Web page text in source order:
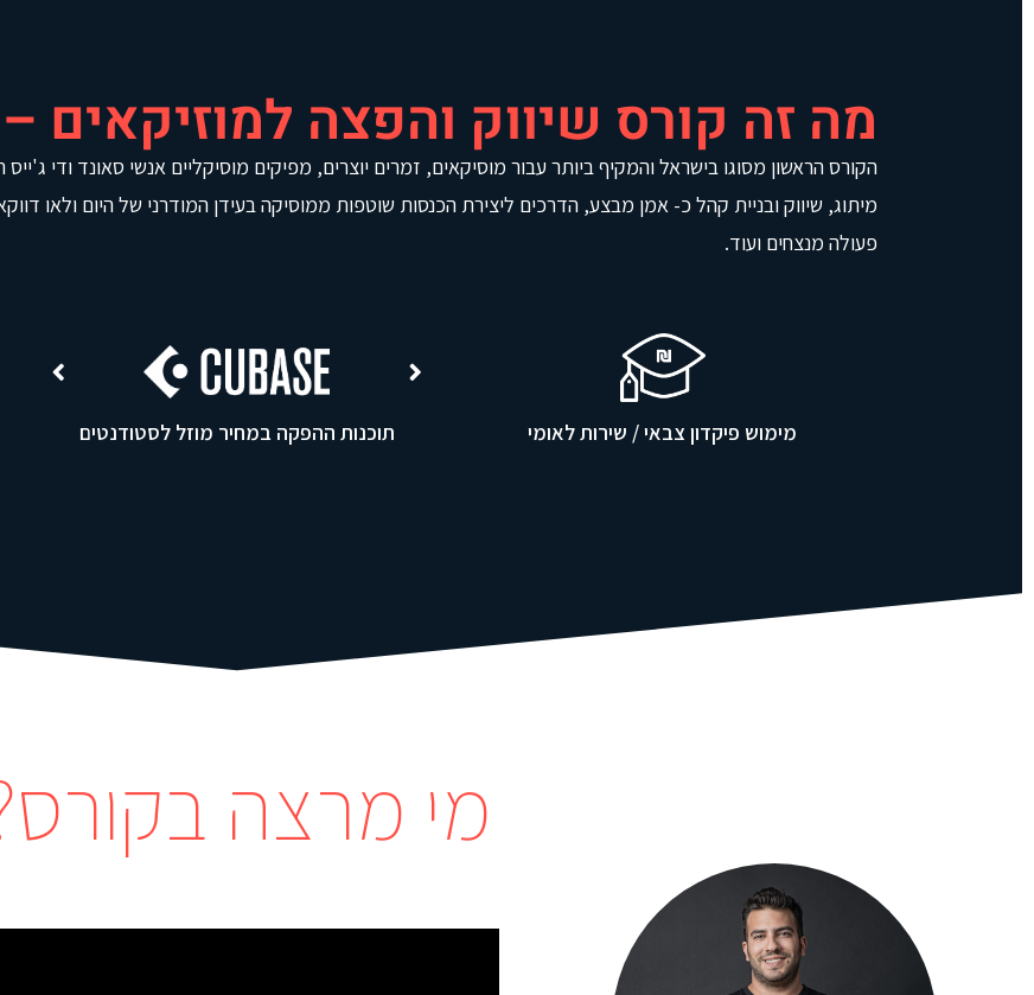
מה זה קורס שיווק והפצה למוזיקאים – CMBM?
הקורס הראשון מסוגו בישראל והמקיף ביותר עבור מוסיקאים, זמרים יוצרים, מפיקים מוסיקליים אנשי סאונד ודי
מיתוג, שיווק ובניית קהל כ- אמן מבצע, הדרכים ליצירת הכנסות שוטפות ממוסיקה בעידן המודרני של היום ולאו דווקא
פעולה מנצחים ועוד.
מימוש פיקדון צבאי / שירות לאומי תוכנות ההפקה במחיר מוזל לסטודנטים
מי מרצה